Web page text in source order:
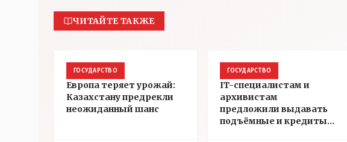
ЧИТАЙТЕ ТАКЖЕ
ГОСУДАРСТВО
Европа теряет урожай:
Казахстану предрекли
неожиданный шанс
ГОСУДАРСТВО
IT-специалистам и
архивистам
предложили выдавать
подъёмные и кредиты